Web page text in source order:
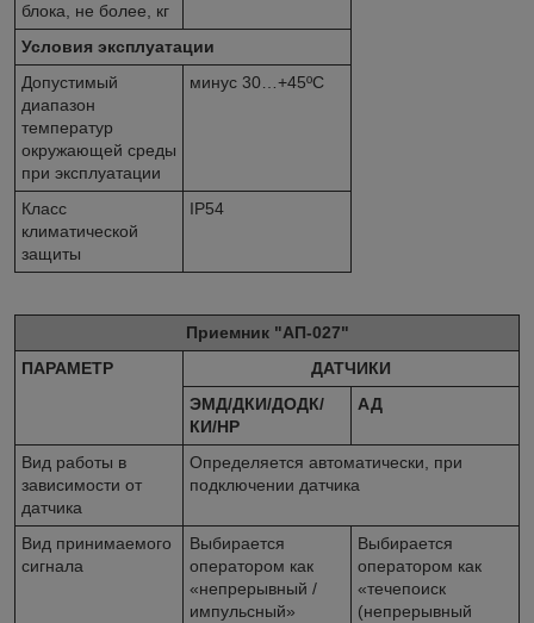
блока, не более, кг
Условия эксплуатации
Допустимый
диапазон
температур
окружающей среды
при эксплуатации
минус 30…+45ºС
Класс
климатической
защиты
IP54
Приемник "АП-027"
ПАРАМЕТР
ДАТЧИКИ
ЭМД/ДКИ/ДОДК/
КИ/НР
АД
Вид работы в
зависимости от
датчика
Определяется автоматически, при
подключении датчика
Вид принимаемого
сигнала
Выбирается
оператором как
«непрерывный /
импульсный»
Выбирается
оператором как
«течепоиск
(непрерывный